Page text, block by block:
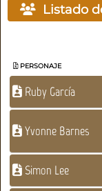
Listado
PERSONAJE
Ruby García
Yvonne Barnes
Simon Lee